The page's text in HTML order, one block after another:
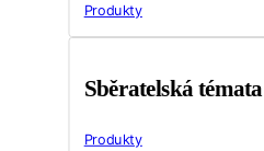
Produkty
Sběratelská témata
Produkty